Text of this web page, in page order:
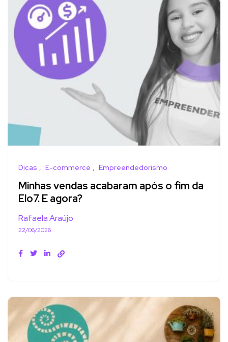
Dicas E-commerce Empreendedorismo
Minhas vendas acabaram após o fim da
Elo7. E agora?
Rafaela Araújo
22/06/2026